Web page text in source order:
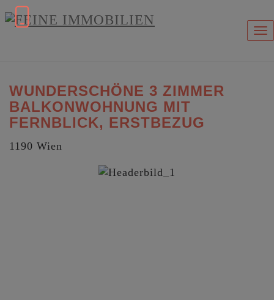
WUNDERSCHÖNE 3 ZIMMER
BALKONWOHNUNG MIT
FERNBLICK, ERSTBEZUG
1190 Wien